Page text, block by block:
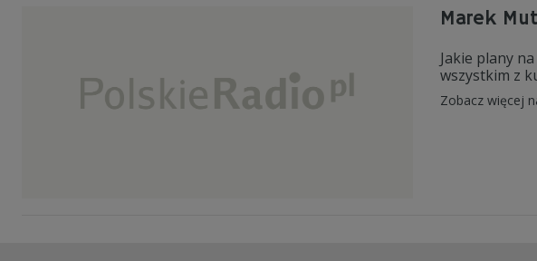
Marek
Jakie plany
wszystkim z
Zobacz więcej